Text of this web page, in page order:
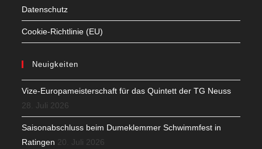
Datenschutz
Cookie-Richtlinie (EU)
Neuigkeiten
Vize-Europameisterschaft für das Quintett der TG Neuss
28. Juli 2026
Saisonabschluss beim Dumeklemmer Schwimmfest in
Ratingen 20. Juli 2026